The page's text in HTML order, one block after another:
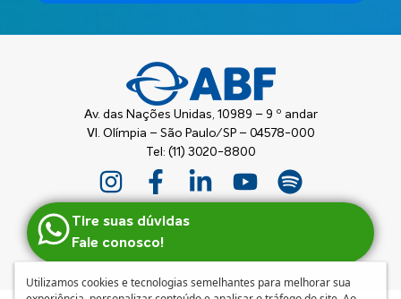
Av. das Nações Unidas, 10989 – 9 º andar
Vl. Olímpia – São Paulo/SP – 04578-000
Tel: (11) 3020-8800
Tire suas dúvidas
Fale conosco!
Utilizamos cookies e tecnologias semelhantes para melhorar sua